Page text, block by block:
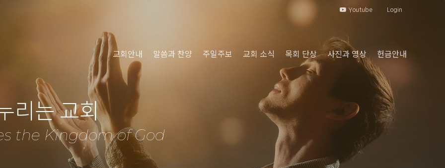
Youtube Login
교회안내 말씀과 찬양 주일주보 교회 소식 목회 단상 사진과 영상 헌금안내
리는 교회
the Kingdom of God